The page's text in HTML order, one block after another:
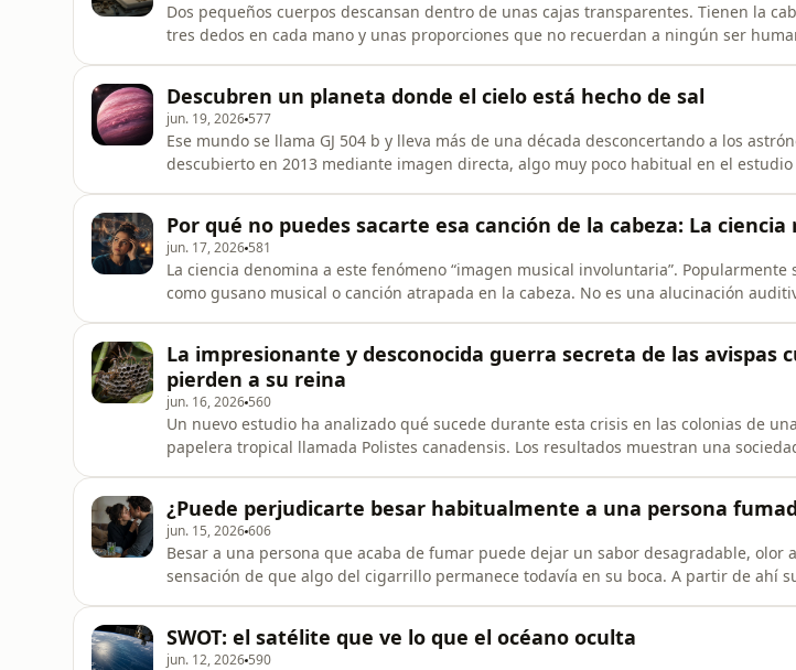
Dos pequeños cuerpos descansan dentro de unas cajas transparentes. Tienen la
tres dedos en cada mano y unas proporciones que no recuerdan a ningún ser
mundo en cuestión de horas.
Descubren un planeta donde el cielo está hecho de sal
jun. 19, 2026 577
Ese mundo se llama GJ 504 b y lleva más de una década desconcertando a los
descubierto en 2013 mediante imagen directa, algo muy poco habitual en el estudio
el movimiento de esta. GJ 504 b, en ca
Por qué no puedes sacarte esa canción de la cabeza: La ciencia
jun. 17, 2026 581
La ciencia denomina a este fenómeno “imagen musical involuntaria”. Popularmente
como gusano musical o canción atrapada en la cabeza. No es una alucinación
es que ocurra, sino que
La impresionante y desconocida guerra secreta de las avispas
pierden a su reina
jun. 16, 2026 560
Un nuevo estudio ha analizado qué sucede durante esta crisis en las colonias de
papelera tropical llamada Polistes canadensis. Los resultados muestran una
inesperado: trabajan más
¿Puede perjudicarte besar habitualmente a una persona
jun. 15, 2026606
Besar a una persona que acaba de fumar puede dejar un sabor desagradable, olor
sensación de que algo del cigarrillo permanece todavía en su boca. A partir de ahí
sencilla como afirmar
SWOT: el satélite que ve lo que el océano oculta
jun. 12, 2026 590